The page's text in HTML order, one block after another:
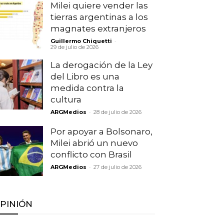
Milei quiere vender las
tierras argentinas a los
magnates extranjeros
Guillermo Chiquetti -
29 de julio de 2026
La derogación de la Ley
del Libro es una
medida contra la
cultura
ARGMedios - 28 de julio de 2026
Por apoyar a Bolsonaro,
Milei abrió un nuevo
conflicto con Brasil
ARGMedios - 27 de julio de 2026